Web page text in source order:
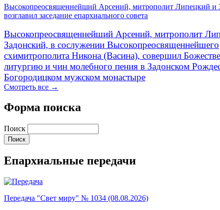
Высокопреосвященнейший Арсений, митрополит Липецкий и
возглавил заседание епархиального совета
Высокопреосвященнейший Арсений, митрополит
Задонский, в сослужении Высокопреосвященнейшего
схимитрополита Никона (Васина), совершил
литургию и чин молебного пения в Задонском
Богородицком мужском монастыре
Смотреть все →
Форма поиска
Поиск
Епархиальные передачи
Передача "Свет миру" № 1034 (08.08.2026)